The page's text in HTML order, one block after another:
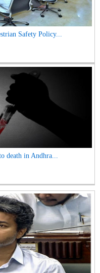
Safety Policy...
death in Andhra...